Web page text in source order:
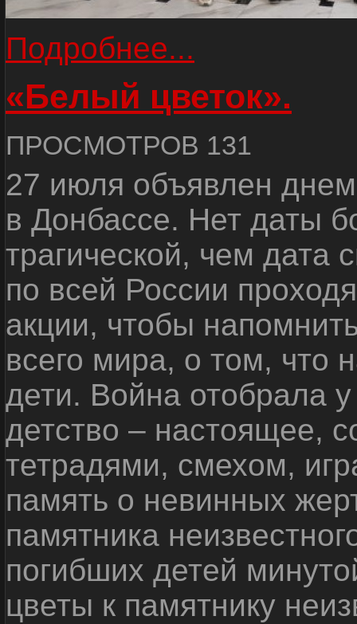
Подробнее...
«Белый цветок».
ПРОСМОТРОВ 131
27 июля объявлен
в Донбассе. Нет даты
трагической, чем дата
по всей России
акции, чтобы
всего мира, о том, что
дети. Война отобрала
детство – настоящее,
тетрадями, смехом,
память о невинных
памятника
погибших детей
цветы к памятнику